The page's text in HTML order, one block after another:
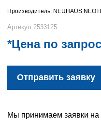
Производитель: NEUHAUS
Артикул:2533125
*Цена по
Отправить заявку
Мы принимаем заявки на